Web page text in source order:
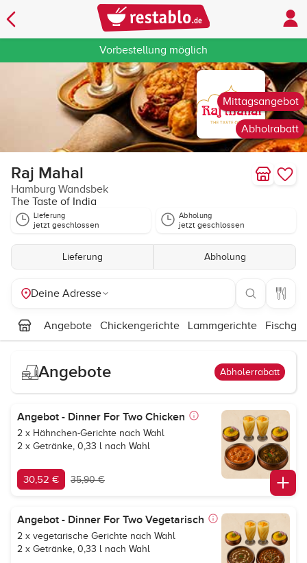
Vorbestellung möglich
Abholrabatt
Mittagsangebot
Raj Mahal
Hamburg Wandsbek
The Taste of India
Lieferung
jetzt geschlossen
Abholung
jetzt geschlossen
Lieferung Abholung
Deine Adresse
Angebote Chickengerichte Lammgerichte
Angebote Abholerrabatt
Angebot - Dinner For Two Chicken
2 x Hähnchen-Gerichte nach Wahl
2 x Getränke, 0,33 l nach Wahl
30,52 € 35,90 €
Angebot - Dinner For Two Vegetarisch
2 x vegetarische Gerichte nach Wahl
2 x Getränke, 0,33 l nach Wahl